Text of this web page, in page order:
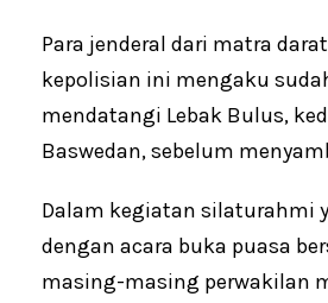
Para jenderal dari matra
kepolisian ini mengaku
mendatangi Lebak Bulus,
Baswedan, sebelum
Dalam kegiatan silaturahmi
dengan acara buka puasa
masing-masing perwakilan